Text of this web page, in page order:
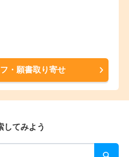
・願書取り寄せ
してみよう